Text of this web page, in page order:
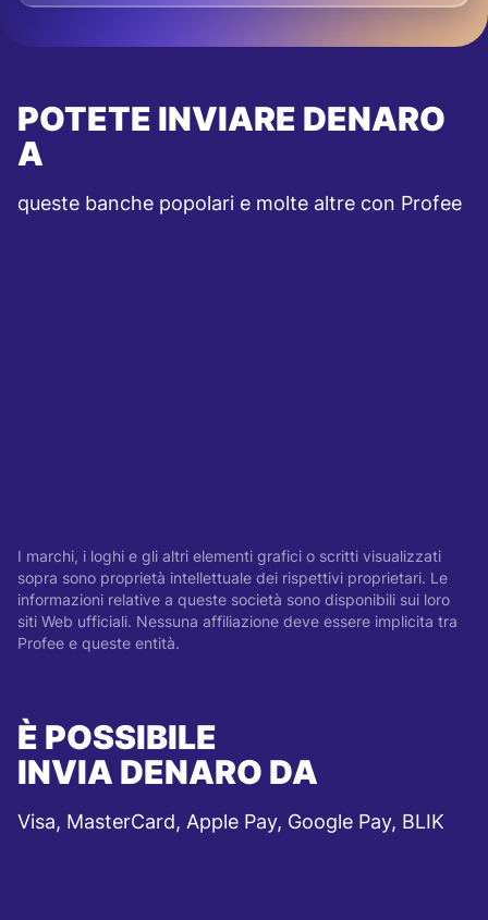
POTETE INVIARE DENARO
A
queste banche popolari e molte altre con Profee
I marchi, i loghi e gli altri elementi grafici o scritti visualizzati
sopra sono proprietà intellettuale dei rispettivi proprietari. Le
informazioni relative a queste società sono disponibili sui loro
siti Web ufficiali. Nessuna affiliazione deve essere implicita tra
Profee e queste entità.
È POSSIBILE
INVIA DENARO DA
Visa, MasterCard, Apple Pay, Google Pay, BLIK